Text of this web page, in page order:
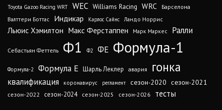
Toyota Gazoo Racing WRT WEC Williams Racing WRC
Барселона
Валттери Боттас
Индикар Карлос Сайнс Ландо Норрис
Льюис Хэмилтон Макс Ферстаппен Марк Маркес Ралли
Себастьян Феттель Ф1 Ф2 ФЕ Формула-1
Формула-2 Формула Е Шарль Леклер авария гонка
квалификация коронавирус регламент сезон-2020 сезон-2021
сезон-2022 сезон-2024 сезон-2025 сезон-2026 тесты